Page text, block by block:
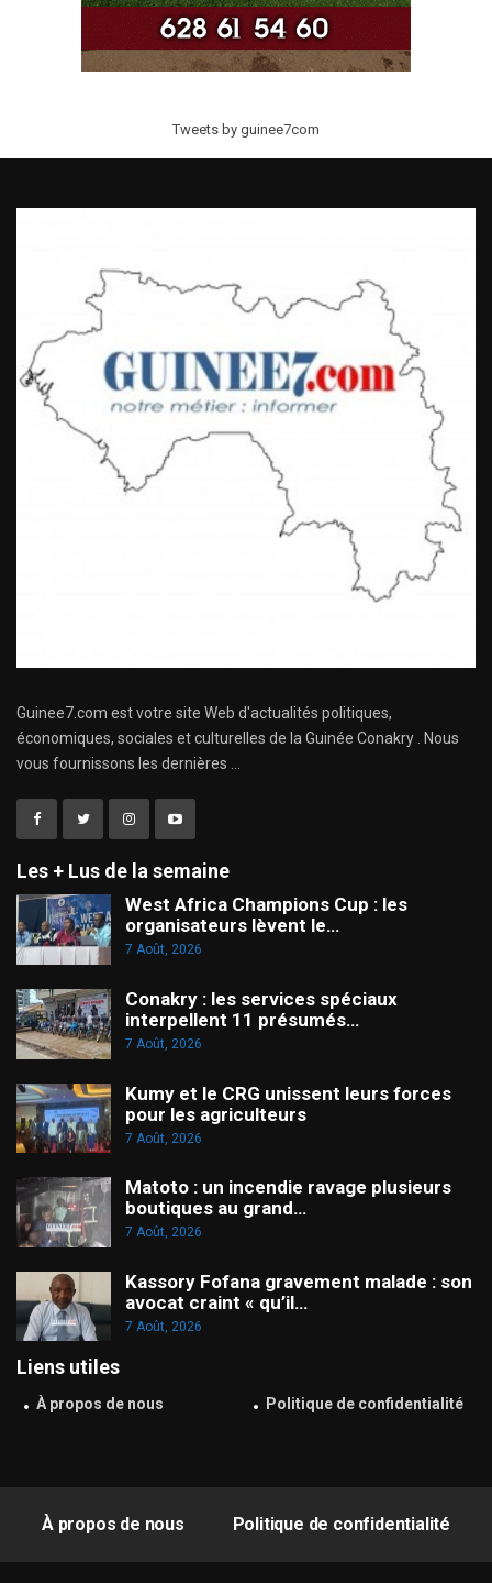
Tweets by guinee7com
Guinee7.com est votre site Web d'actualités politiques,
économiques, sociales et culturelles de la Guinée Conakry . Nous
vous fournissons les dernières ...
Les + Lus de la semaine
West Africa Champions Cup : les
organisateurs lèvent le…
7 Août, 2026
Conakry : les services spéciaux
interpellent 11 présumés…
7 Août, 2026
Kumy et le CRG unissent leurs forces
pour les agriculteurs
7 Août, 2026
Matoto : un incendie ravage plusieurs
boutiques au grand…
7 Août, 2026
Kassory Fofana gravement malade : son
avocat craint « qu’il…
7 Août, 2026
Liens utiles
À propos de nous Politique de confidentialité
À propos de nous Politique de confidentialité